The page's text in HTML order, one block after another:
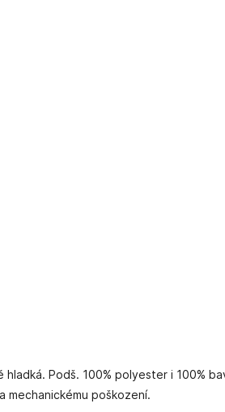
hladká. Podš. 100% polyester i 100%
mechanickému poškození.